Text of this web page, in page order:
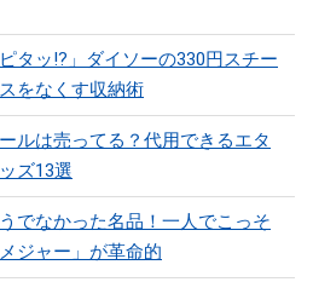
タッ!?」ダイソーの330円スチー
をなくす収納術
ルは売ってる？代用できるエタ
ズ13選
でなかった名品！一人でこっそ
ジャー」が革命的